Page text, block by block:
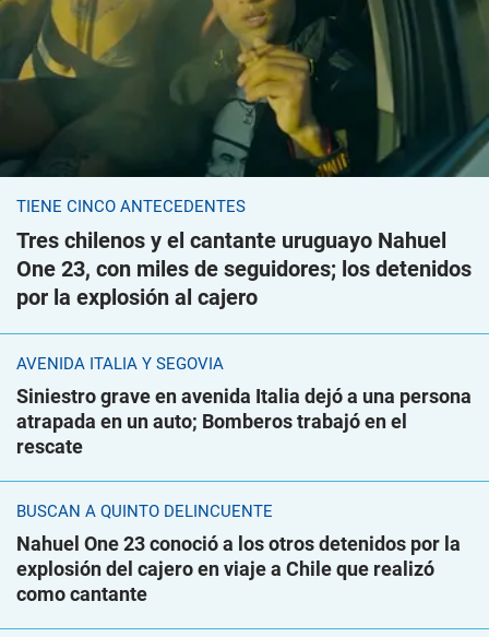
TIENE CINCO ANTECEDENTES
Tres chilenos y el cantante uruguayo Nahuel
One 23, con miles de seguidores; los detenidos
por la explosión al cajero
AVENIDA ITALIA Y SEGOVIA
Siniestro grave en avenida Italia dejó a una persona
atrapada en un auto; Bomberos trabajó en el
rescate
BUSCAN A QUINTO DELINCUENTE
Nahuel One 23 conoció a los otros detenidos por la
explosión del cajero en viaje a Chile que realizó
como cantante